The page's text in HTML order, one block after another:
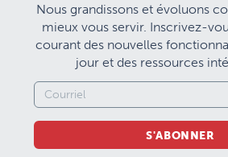
Nous grandissons et évoluons
mieux vous servir. Inscrivez-
courant des nouvelles
jour et des ressources
S'ABONNER